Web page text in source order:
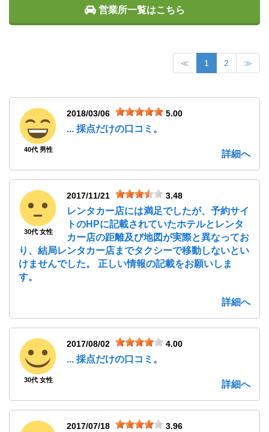
営業所一覧はこちら
≪ 1 2 ≫
40代 男性
2018/03/06 5.00
... 採点だけの口コミ。
詳細へ
30代 女性
2017/11/21 3.48
レンタカー店には満足でしたが、予約サイ
トのHPに記載されていたホテルとレンタ
カー店の距離及び地図が実際と異なってお
り、結局レンタカー店までタクシーで移動しないとい
けませんでした。 正しい情報の記載をお願いしま
す。
詳細へ
30代 女性
2017/08/02 4.00
... 採点だけの口コミ。
詳細へ
2017/07/18 3.96